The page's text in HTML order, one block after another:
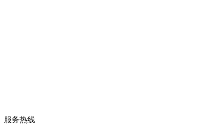
服务热线